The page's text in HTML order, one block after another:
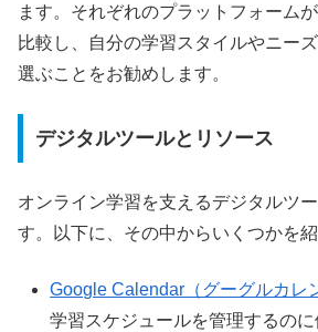
ます。それぞれのプラットフォーム
比較し、自分の学習スタイルやニー
選ぶことをお勧めします。
デジタルツールとリソース
オンライン学習を支えるデジタルツ
す。以下に、その中からいくつかを紹
Google Calendar（グーグルカレ
学習スケジュールを管理するの